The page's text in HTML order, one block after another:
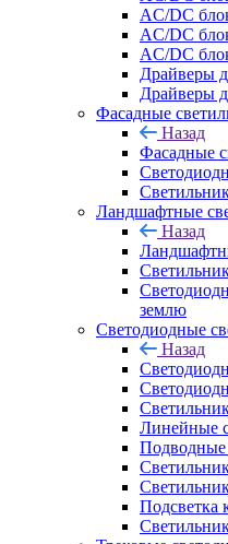
AC/DC
AC/DC
AC/DC
Драйверы
Драйверы
Фасадные
Назад
Фасадные
Ландшафтные
Назад
землю
Светодиодные
Назад
Линейные
Подводные
Подсветка